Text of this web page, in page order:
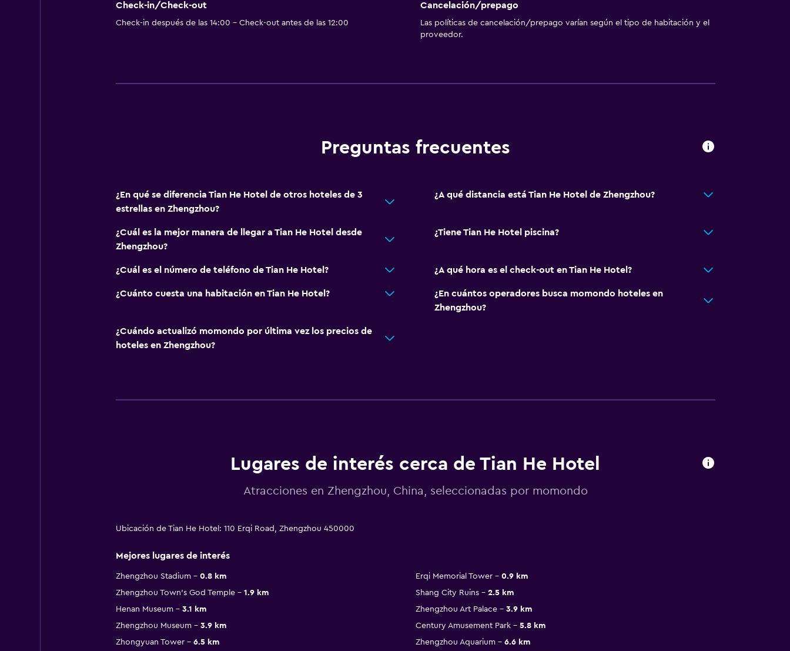
Check-in/Check-out
Check-in después de las 14:00 - Check-out antes de las 12:00
Cancelación/prepago
Las políticas de cancelación/prepago varían según el tipo de habitación y el
proveedor.
Preguntas frecuentes
¿En qué se diferencia Tian He Hotel de otros hoteles de 3
estrellas en Zhengzhou?
¿A qué distancia está Tian He Hotel de Zhengzhou?
¿Cuál es la mejor manera de llegar a Tian He Hotel desde
Zhengzhou?
¿Tiene Tian He Hotel piscina?
¿Cuál es el número de teléfono de Tian He Hotel? ¿A qué hora es el check-out en Tian He Hotel?
¿Cuánto cuesta una habitación en Tian He Hotel?
¿En cuántos operadores busca momondo hoteles en
Zhengzhou?
¿Cuándo actualizó momondo por última vez los precios de
hoteles en Zhengzhou?
Lugares de interés cerca de Tian He Hotel
Atracciones en Zhengzhou, China, seleccionadas por momondo
Ubicación de Tian He Hotel: 110 Erqi Road, Zhengzhou 450000
Mejores lugares de interés
Zhengzhou Stadium 0.8 km Erqi Memorial Tower
0.9 km
Zhengzhou Town's God Temple
1.9 km Shang City Ruins
2.5 km
Henan Museum
3.1 km Zhengzhou Art Palace
3.9 km
Zhengzhou Museum
3.9 km Century Amusement Park
5.8 km
Zhongyuan Tower
6.5 km Zhengzhou Aquarium
6.6 km